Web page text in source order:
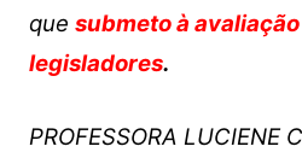
que submeto à
legisladores.
PROFESSORA LUCIENE